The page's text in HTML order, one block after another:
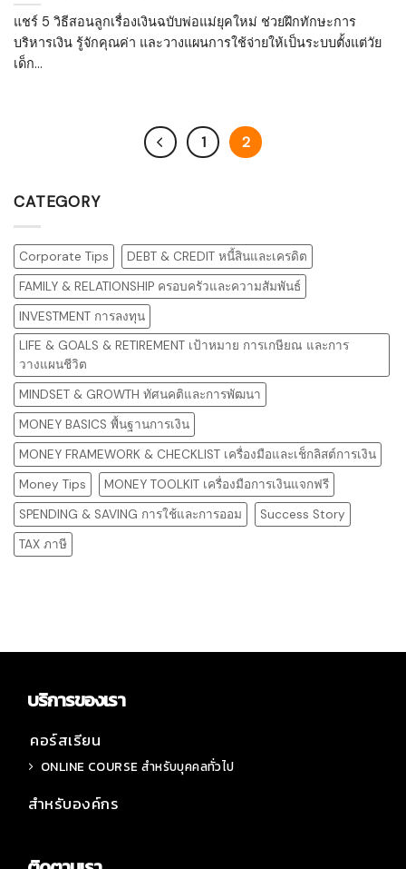
แชร์ 5 วิธีสอนลูกเรื่องเงินฉบับพ่อแม่ยุคใหม่ ช่วยฝึกทักษะการ
บริหารเงิน รู้จักคุณค่า และวางแผนการใช้จ่ายให้เป็นระบบตั้งแต่วัย
เด็ก...
1 2
CATEGORY
Corporate Tips
DEBT & CREDIT หนี้สินและเครดิต
FAMILY & RELATIONSHIP ครอบครัวและความสัมพันธ์
INVESTMENT การลงทุน
LIFE & GOALS & RETIREMENT เป้าหมาย การเกษียณ และการ
วางแผนชีวิต
MINDSET & GROWTH ทัศนคติและการพัฒนา
MONEY BASICS พื้นฐานการเงิน
MONEY FRAMEWORK & CHECKLIST เครื่องมือและเช็กลิสต์การเงิน
Money Tips
MONEY TOOLKIT เครื่องมือการเงินแจกฟรี
SPENDING & SAVING การใช้และการออม
Success Story
TAX ภาษี
บริการของเรา
คอร์สเรียน
ONLINE COURSE สำหรับบุคคลทั่วไป
สำหรับองค์กร